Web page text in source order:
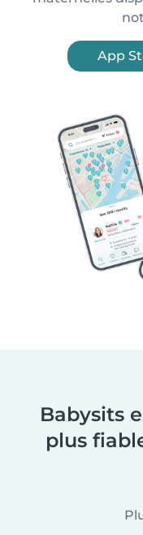
App
Babysits
plus